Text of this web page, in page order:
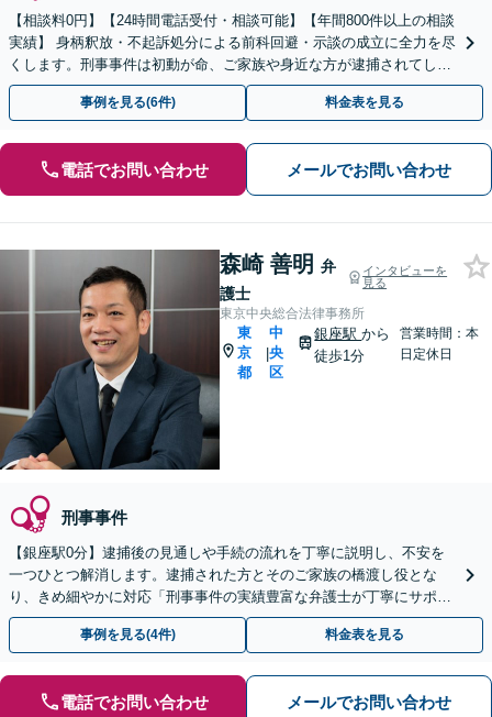
【相談料0円】【24時間電話受付・相談可能】【年間800件以上の相談
実績】 身柄釈放・不起訴処分による前科回避・示談の成立に全力を尽
くします。刑事事件は初動が命、ご家族や身近な方が逮捕されてしま
ったら一刻も早くお電話ください。
事例を見る(6件) 料金表を見る
電話でお問い合わせ メールでお問い合わせ
森崎 善明 弁
護士
インタビューを
見る
東京中央総合法律事務所
東
京
都
|
中
央
区
銀座駅から
徒歩1分
営業時間：本
日定休日
刑事事件
【銀座駅0分】逮捕後の見通しや手続の流れを丁寧に説明し、不安を
一つひとつ解消します。逮捕された方とそのご家族の橋渡し役とな
り、きめ細やかに対応「刑事事件の実績豊富な弁護士が丁寧にサポー
ト」【緊急時の当日・休日対応可】【24時間メール受付】
事例を見る(4件) 料金表を見る
電話でお問い合わせ メールでお問い合わせ